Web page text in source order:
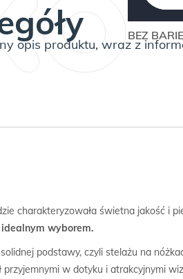
BEZ
opis produktu, wraz z
charakteryzowała świetna jakość i
wyborem.
solidnej podstawy, czyli stelażu na
przyjemnymi w dotyku i atrakcyjnymi